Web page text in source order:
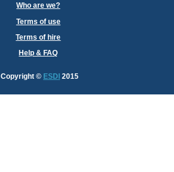
Who are we?
Terms of use
Terms of hire
Help & FAQ
Copyright © ESDI 2015